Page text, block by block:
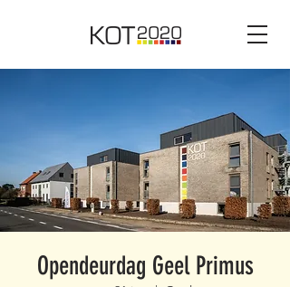
Opendeurdag Geel Primus